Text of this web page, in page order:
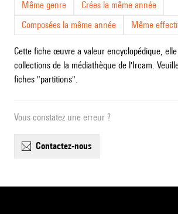
Même genre
Crées la même année
Composées la même année
Même
Cette fiche œuvre a valeur encyclopédique,
collections de la médiathèque de l'Ircam.
fiches "partitions".
Vous constatez une erreur ?
contactez-nous